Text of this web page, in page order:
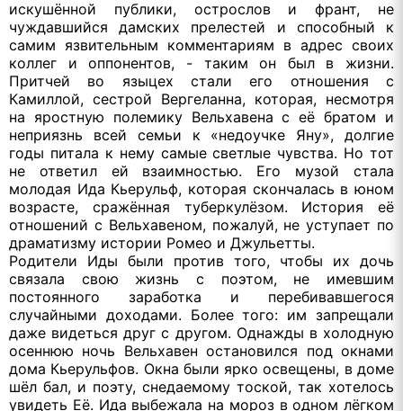
искушённой публики, острослов и франт, не
чуждавшийся дамских прелестей и способный к
самим язвительным комментариям в адрес своих
коллег и оппонентов, - таким он был в жизни.
Притчей во языцех стали его отношения с
Камиллой, сестрой Вергеланна, которая, несмотря
на яростную полемику Вельхавена с её братом и
неприязнь всей семьи к «недоучке Яну», долгие
годы питала к нему самые светлые чувства. Но тот
не ответил ей взаимностью. Его музой стала
молодая Ида Кьерульф, которая скончалась в юном
возрасте, сражённая туберкулёзом. История её
отношений с Вельхавеном, пожалуй, не уступает по
драматизму истории Ромео и Джульетты.
Родители Иды были против того, чтобы их дочь
связала свою жизнь с поэтом, не имевшим
постоянного заработка и перебивавшегося
случайными доходами. Более того: им запрещали
даже видеться друг с другом. Однажды в холодную
осеннюю ночь Вельхавен остановился под окнами
дома Кьерульфов. Окна были ярко освещены, в доме
шёл бал, и поэту, снедаемому тоской, так хотелось
увидеть Её. Ида выбежала на мороз в одном лёгком